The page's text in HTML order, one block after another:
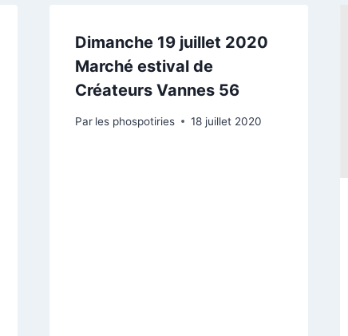
Dimanche 19 juillet 2020
Marché estival de
Créateurs Vannes 56
Par les phospotiries 18 juillet 2020